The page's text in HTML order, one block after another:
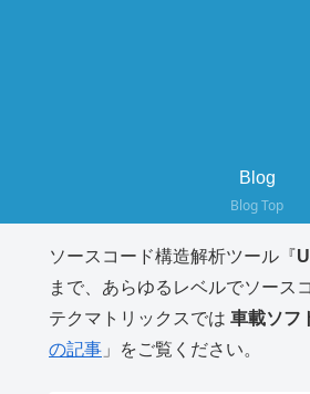
Blog
Blog Top
ソースコード構造解析ツール『
まで、あらゆるレベルでソース
テクマトリックスでは 車載ソフ
の記事 」をご覧ください。